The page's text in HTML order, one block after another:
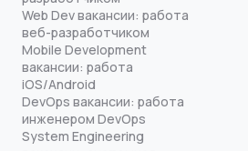
Web Dev вакансии: работа
веб-разработчиком
Mobile Development
вакансии: работа
iOS/Android
DevOps вакансии: работа
инженером DevOps
System Engineering